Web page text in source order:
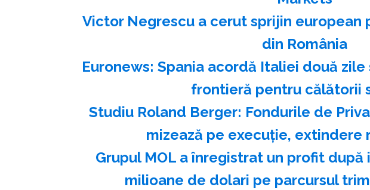
Victor Negrescu a cerut sprijin european
din România
Euronews: Spania acordă Italiei două
frontieră pentru călătorii
Studiu Roland Berger: Fondurile de
mizează pe execuţie, extindere
Grupul MOL a înregistrat un profit
milioane de dolari pe parcursul